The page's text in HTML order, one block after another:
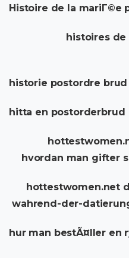
Histoire de la mariГ©e
histoires
historie postordre brud
hitta en postorderbrud
hvordan man gifter
hottestwomen.net
wahrend-der-
hur man bestÃ¤ller en